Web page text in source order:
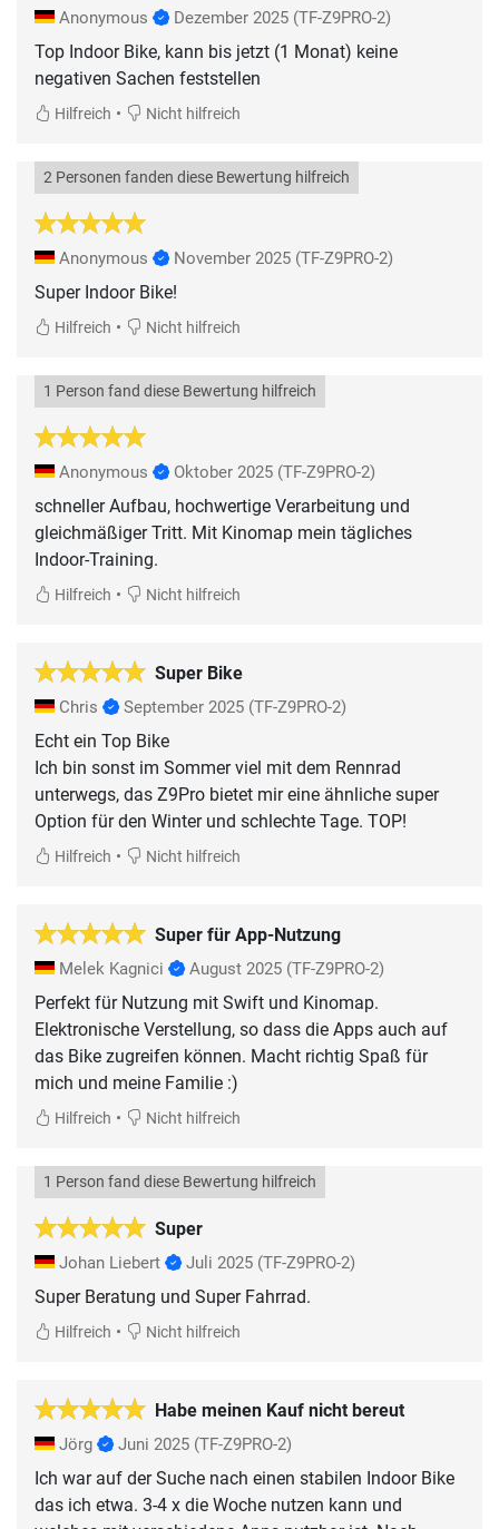
Anonymous Dezember 2025 (TF-Z9PRO-2)
Top Indoor Bike, kann bis jetzt (1 Monat) keine
negativen Sachen feststellen
Hilfreich • Nicht hilfreich
2 Personen fanden diese Bewertung hilfreich
Anonymous November 2025 (TF-Z9PRO-2)
Super Indoor Bike!
Hilfreich • Nicht hilfreich
1 Person fand diese Bewertung hilfreich
Anonymous Oktober 2025 (TF-Z9PRO-2)
schneller Aufbau, hochwertige Verarbeitung und
gleichmäßiger Tritt. Mit Kinomap mein tägliches
Indoor-Training.
Hilfreich • Nicht hilfreich
Super Bike
Chris September 2025 (TF-Z9PRO-2)
Echt ein Top Bike
Ich bin sonst im Sommer viel mit dem Rennrad
unterwegs, das Z9Pro bietet mir eine ähnliche super
Option für den Winter und schlechte Tage. TOP!
Hilfreich • Nicht hilfreich
Super für App-Nutzung
Melek Kagnici August 2025 (TF-Z9PRO-2)
Perfekt für Nutzung mit Swift und Kinomap.
Elektronische Verstellung, so dass die Apps auch auf
das Bike zugreifen können. Macht richtig Spaß für
mich und meine Familie :)
Hilfreich • Nicht hilfreich
Super
1 Person fand diese Bewertung hilfreich
Johan Liebert Juli 2025 (TF-Z9PRO-2)
Super Beratung und Super Fahrrad.
Hilfreich • Nicht hilfreich
Habe meinen Kauf nicht bereut
Jörg Juni 2025 (TF-Z9PRO-2)
Ich war auf der Suche nach einen stabilen Indoor Bike
das ich etwa. 3-4 x die Woche nutzen kann und